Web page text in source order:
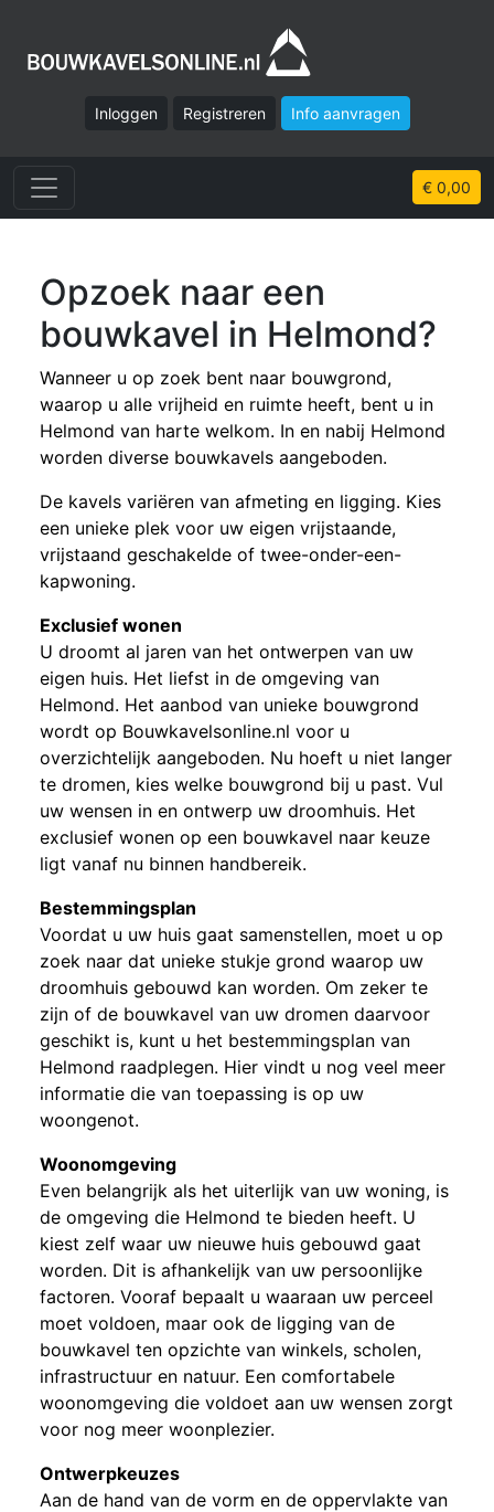
Inloggen Registreren Info aanvragen
€ 0,00
Opzoek naar een
bouwkavel in Helmond?
Wanneer u op zoek bent naar bouwgrond,
waarop u alle vrijheid en ruimte heeft, bent u in
Helmond van harte welkom. In en nabij Helmond
worden diverse bouwkavels aangeboden.
De kavels variëren van afmeting en ligging. Kies
een unieke plek voor uw eigen vrijstaande,
vrijstaand geschakelde of twee-onder-een-
kapwoning.
Exclusief wonen
U droomt al jaren van het ontwerpen van uw
eigen huis. Het liefst in de omgeving van
Helmond. Het aanbod van unieke bouwgrond
wordt op Bouwkavelsonline.nl voor u
overzichtelijk aangeboden. Nu hoeft u niet langer
te dromen, kies welke bouwgrond bij u past. Vul
uw wensen in en ontwerp uw droomhuis. Het
exclusief wonen op een bouwkavel naar keuze
ligt vanaf nu binnen handbereik.
Bestemmingsplan
Voordat u uw huis gaat samenstellen, moet u op
zoek naar dat unieke stukje grond waarop uw
droomhuis gebouwd kan worden. Om zeker te
zijn of de bouwkavel van uw dromen daarvoor
geschikt is, kunt u het bestemmingsplan van
Helmond raadplegen. Hier vindt u nog veel meer
informatie die van toepassing is op uw
woongenot.
Woonomgeving
Even belangrijk als het uiterlijk van uw woning, is
de omgeving die Helmond te bieden heeft. U
kiest zelf waar uw nieuwe huis gebouwd gaat
worden. Dit is afhankelijk van uw persoonlijke
factoren. Vooraf bepaalt u waaraan uw perceel
moet voldoen, maar ook de ligging van de
bouwkavel ten opzichte van winkels, scholen,
infrastructuur en natuur. Een comfortabele
woonomgeving die voldoet aan uw wensen zorgt
voor nog meer woonplezier.
Ontwerpkeuzes
Aan de hand van de vorm en de oppervlakte van